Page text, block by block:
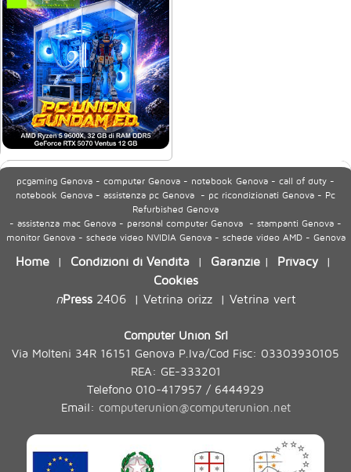
pcgaming Genova - computer Genova - notebook Genova - call of duty -
notebook Genova - assistenza pc Genova - pc ricondizionati Genova - Pc
Refurbished Genova
- assistenza mac Genova - personal computer Genova - stampanti Genova -
monitor Genova - schede video NVIDIA Genova - schede video AMD - Genova
Home | Condizioni di Vendita | Garanzie | Privacy|
Cookies
nPress2406| Vetrina orizz| Vetrina vert
Computer Union Srl
Via Molteni 34R 16151 Genova P.Iva/Cod Fisc: 03303930105
REA: GE-333201
Telefono 010-417957 / 6444929
Email: computerunion@computerunion.net